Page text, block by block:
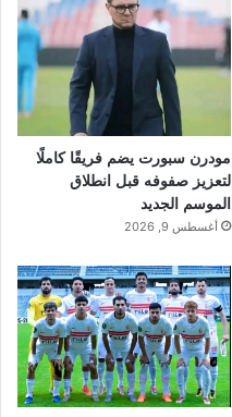
مودرن سبورت يضم فريقًا كاملًا
لتعزيز صفوفه قبل انطلاق
الموسم الجديد
أغسطس 9, 2026